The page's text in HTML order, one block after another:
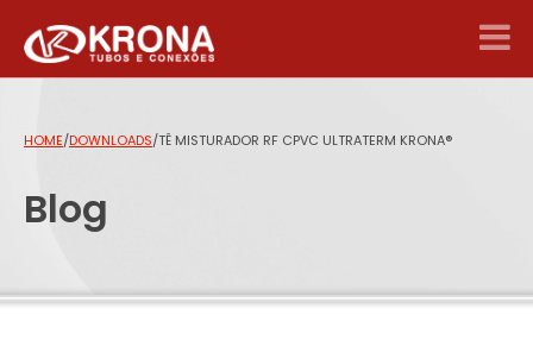
HOME/DOWNLOADS/TÊ MISTURADOR RF CPVC ULTRATERM KRONA®
Blog